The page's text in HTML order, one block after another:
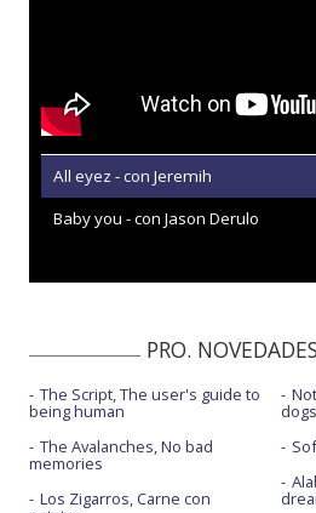
All eyez - con Jeremih
Baby you - con Jason Derulo
PRO.
The Script, The user's guide to
being human
The Avalanches, No bad
memories
Los Zigarros, Carne con
dogs